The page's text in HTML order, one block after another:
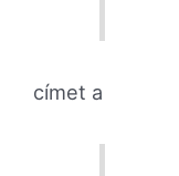
címet a